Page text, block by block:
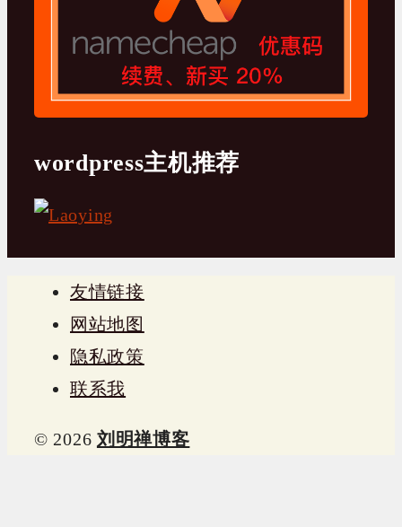
wordpress主机推荐
友情链接
网站地图
隐私政策
联系我
© 2026 刘明禅博客